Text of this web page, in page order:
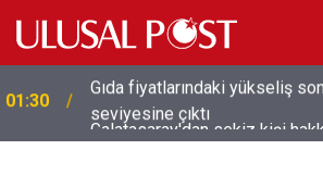
01:26
Galatasaray'dan sekiz kişi
duyurusu